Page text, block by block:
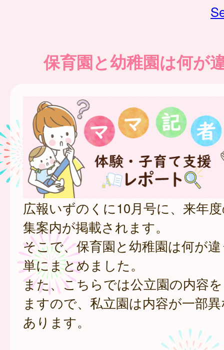
保育園と幼稚園は何が
広報いずのくに10月号に、来年
集案内が掲載されます。
そこで、保育園と幼稚園は何が
単にまとめました。
また、こちらでは公立園の内容
ますので、私立園は内容が一部
あります。